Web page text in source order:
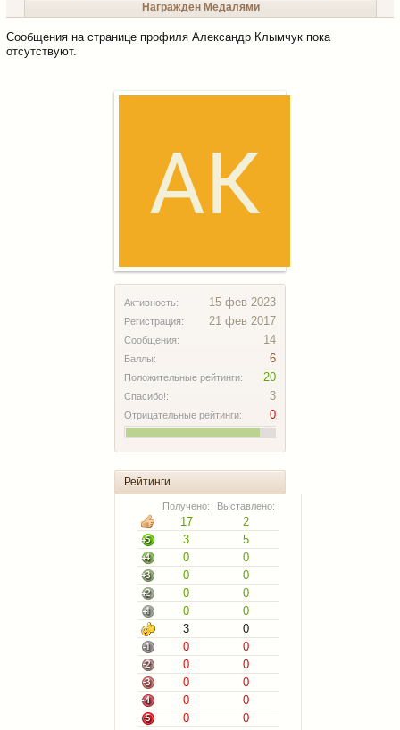
Активность: 15 фев 2023
Регистрация: 21 фев 2017
Сообщения: 14
Баллы: 6
Положительные рейтинги: 20
Спасибо!: 3
Отрицательные рейтинги: 0
Рейтинги
Получено: Выставлено:
17
2
3
5
0
0
0
0
0
0
0
0
3
0
0
0
0
0
0
0
0
0
0
0
Награжден Медалями
Сообщения на странице профиля Александр Клымчук пока
отсутствуют.